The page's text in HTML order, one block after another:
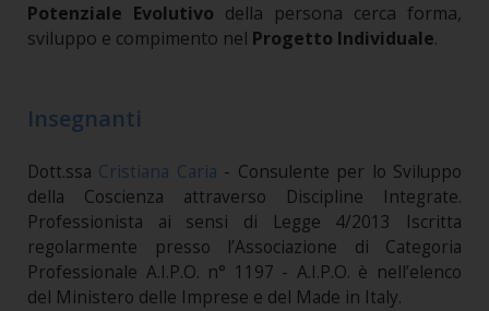
Potenziale Evolutivo della persona cerca forma,
sviluppo e compimento nel Progetto Individuale.
Insegnanti
Dott.ssa Cristiana Caria - Consulente per lo Sviluppo
della Coscienza attraverso Discipline Integrate.
Professionista ai sensi di Legge 4/2013 Iscritta
regolarmente presso l’Associazione di Categoria
Professionale A.I.P.O. n° 1197 - A.I.P.O. è nell’elenco
del Ministero delle Imprese e del Made in Italy.